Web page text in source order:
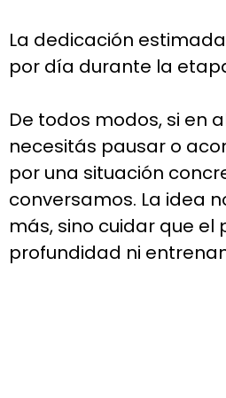
La dedicación
por día durante la
De todos modos, si en
necesitás pausar o
por una situación
conversamos. La idea
más, sino cuidar que el
profundidad ni